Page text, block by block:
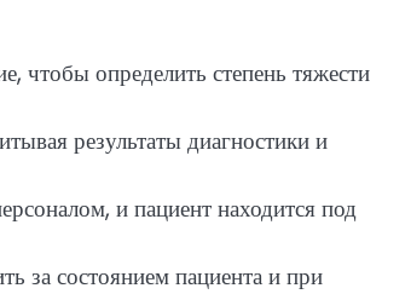
чтобы определить степень тяжести
результаты диагностики и
и пациент находится под
за состоянием пациента и при